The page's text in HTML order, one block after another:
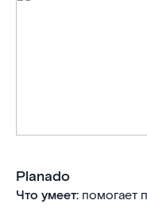
Planado
Что умеет: помогает